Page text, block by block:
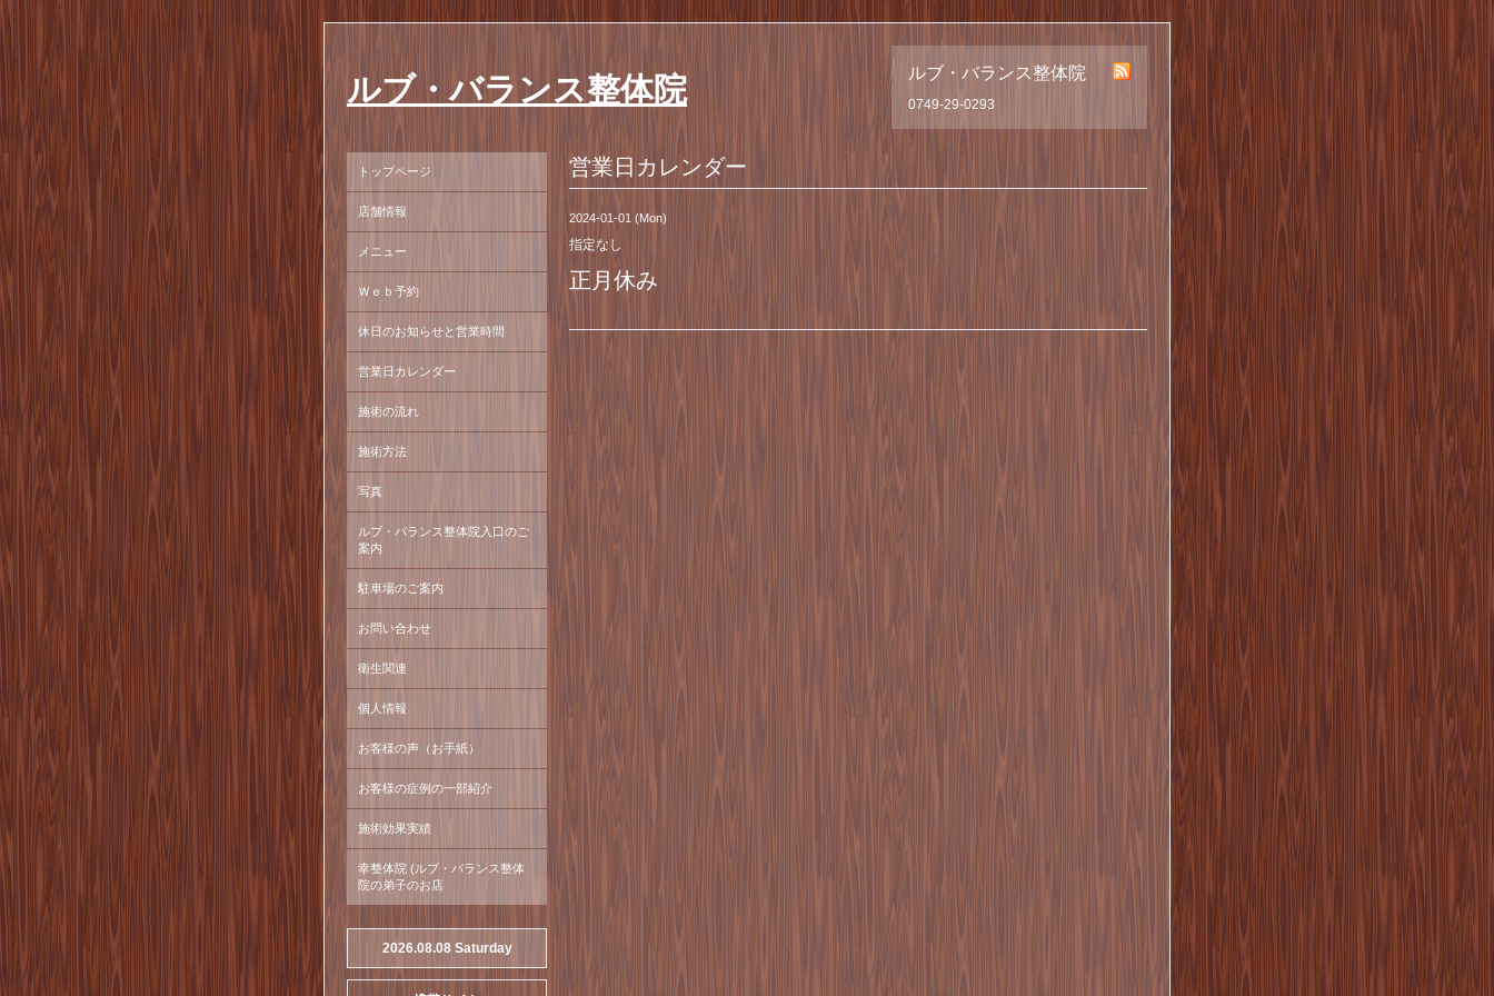
ルブ・バランス整体院
0749-29-0293
ルブ・バランス整体院
営業日カレンダー
2024-01-01 (Mon)
指定なし
正月休み
トップページ
店舗情報
メニュー
Ｗｅｂ予約
休日のお知らせと営業時間
営業日カレンダー
施術の流れ
施術方法
写真
ルブ・バランス整体院入口のご
案内
駐車場のご案内
お問い合わせ
衛生関連
個人情報
お客様の声（お手紙）
お客様の症例の一部紹介
施術効果実績
幸整体院 (ルブ・バランス整体
院の弟子のお店
2026.08.08 Saturday